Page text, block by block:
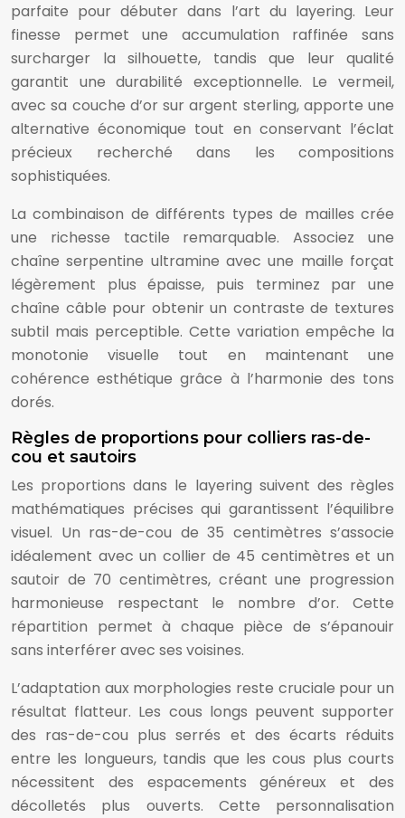
parfaite pour débuter dans l’art du layering. Leur
finesse permet une accumulation raffinée sans
surcharger la silhouette, tandis que leur qualité
garantit une durabilité exceptionnelle. Le vermeil,
avec sa couche d’or sur argent sterling, apporte une
alternative économique tout en conservant l’éclat
précieux recherché dans les compositions
sophistiquées.
La combinaison de différents types de mailles crée
une richesse tactile remarquable. Associez une
chaîne serpentine ultramine avec une maille forçat
légèrement plus épaisse, puis terminez par une
chaîne câble pour obtenir un contraste de textures
subtil mais perceptible. Cette variation empêche la
monotonie visuelle tout en maintenant une
cohérence esthétique grâce à l’harmonie des tons
dorés.
Règles de proportions pour colliers ras-de-
cou et sautoirs
Les proportions dans le layering suivent des règles
mathématiques précises qui garantissent l’équilibre
visuel. Un ras-de-cou de 35 centimètres s’associe
idéalement avec un collier de 45 centimètres et un
sautoir de 70 centimètres, créant une progression
harmonieuse respectant le nombre d’or. Cette
répartition permet à chaque pièce de s’épanouir
sans interférer avec ses voisines.
L’adaptation aux morphologies reste cruciale pour un
résultat flatteur. Les cous longs peuvent supporter
des ras-de-cou plus serrés et des écarts réduits
entre les longueurs, tandis que les cous plus courts
nécessitent des espacements généreux et des
décolletés plus ouverts. Cette personnalisation